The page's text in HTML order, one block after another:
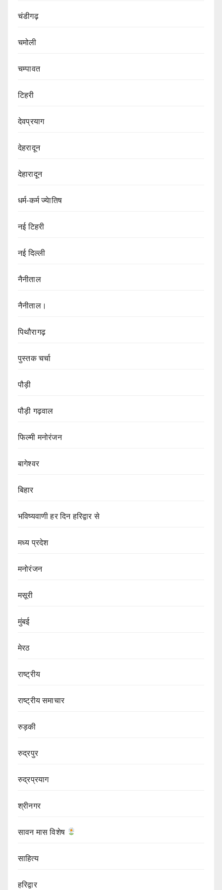
चंडीगढ़
चमोली
चम्पावत
टिहरी
देवप्रयाग
देहरादून
देहारादून
धर्म-कर्म ज्येातिष
नई टिहरी
नई दिल्ली
नैनीताल
नैनीताल।
पिथौरागढ़
पुस्तक चर्चा
पौड़ी
पौड़ी गढ़वाल
फिल्मी मनोरंजन
बागेश्वर
बिहार
भविष्यवाणी हर दिन हरिद्वार से
मध्य प्रदेश
मनोरंजन
मसूरी
मुंबई
मेरठ
राष्ट्रीय
राष्ट्रीय समाचार
रुड़की
रुद्रपुर
रुद्रप्रयाग
श्रीनगर
सावन मास विशेष
साहित्य
हरिद्वार